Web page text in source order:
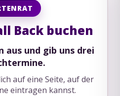
Back buchen
aus und gib uns drei
auf eine Seite, auf der
eintragen kannst.